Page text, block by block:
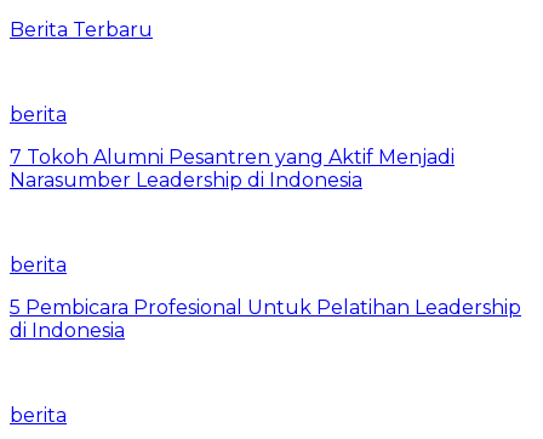
Berita Terbaru
berita
7 Tokoh Alumni Pesantren yang Aktif Menjadi
Narasumber Leadership di Indonesia
berita
5 Pembicara Profesional Untuk Pelatihan Leadership
di Indonesia
berita